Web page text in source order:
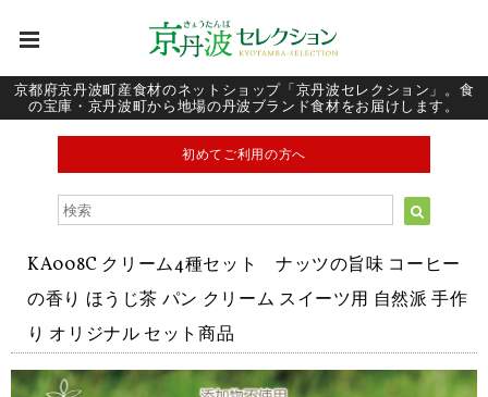
京都府京丹波町産食材のネットショップ「京丹波セレクション」。食
の宝庫・京丹波町から地場の丹波ブランド食材をお届けします。
初めてご利用の方へ
KA008C クリーム4種セット ナッツの旨味 コーヒー
の香り ほうじ茶 パン クリーム スイーツ用 自然派 手作
り オリジナル セット商品